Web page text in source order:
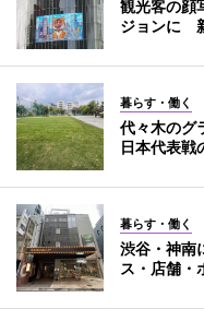
観光客の顔
ジョンに
暮らす・働く
代々木のグ
日本代表戦
暮らす・働く
渋谷・神南
ス・店舗・